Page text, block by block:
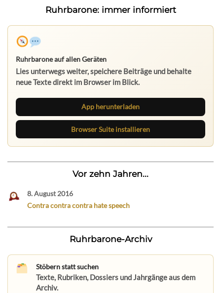
Ruhrbarone: immer informiert
Ruhrbarone auf allen Geräten
Lies unterwegs weiter, speichere Beiträge und behalte
neue Texte direkt im Browser im Blick.
App herunterladen
Browser Suite installieren
Vor zehn Jahren...
8. August 2016
Contra contra contra hate speech
Ruhrbarone-Archiv
Stöbern statt suchen
Texte, Rubriken, Dossiers und Jahrgänge aus dem
Archiv.